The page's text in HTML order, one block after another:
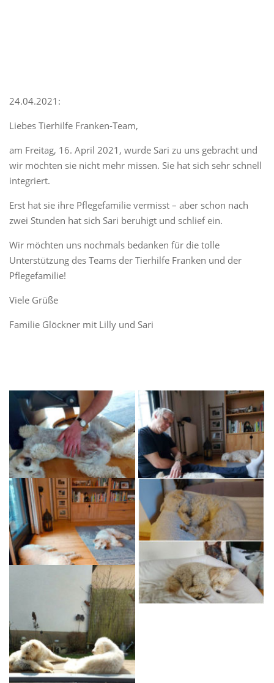
24.04.2021:
Liebes Tierhilfe Franken-Team,
am Freitag, 16. April 2021, wurde Sari zu uns gebracht und
wir möchten sie nicht mehr missen. Sie hat sich sehr schnell
integriert.
Erst hat sie ihre Pflegefamilie vermisst – aber schon nach
zwei Stunden hat sich Sari beruhigt und schlief ein.
Wir möchten uns nochmals bedanken für die tolle
Unterstützung des Teams der Tierhilfe Franken und der
Pflegefamilie!
Viele Grüße
Familie Glöckner mit Lilly und Sari